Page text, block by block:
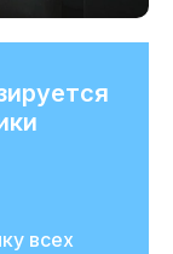
всех